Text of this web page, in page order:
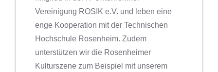
Vereinigung ROSIK e.V. und leben eine
enge Kooperation mit der Technischen
Hochschule Rosenheim. Zudem
unterstützen wir die Rosenheimer
Kulturszene zum Beispiel mit unserem